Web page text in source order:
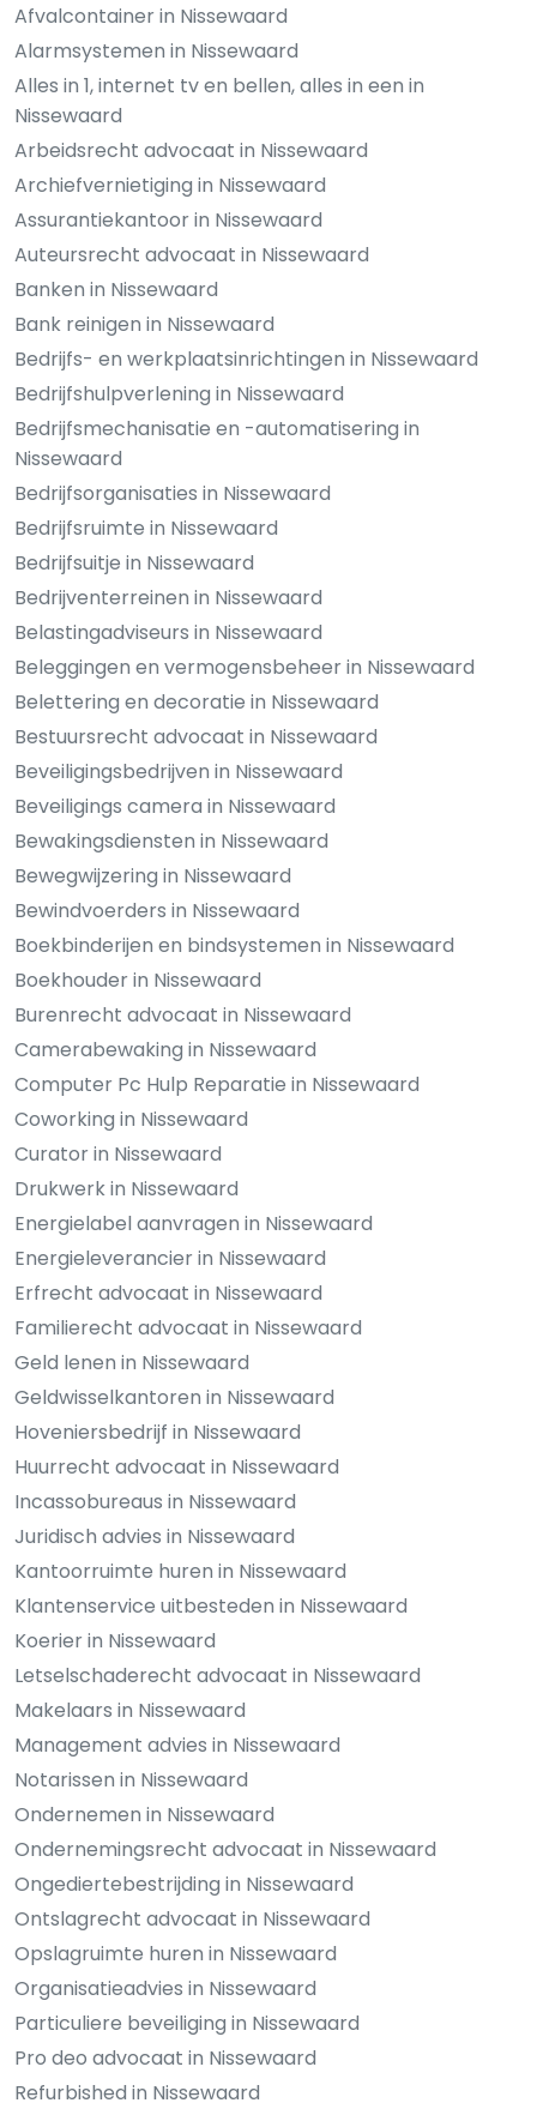
Afvalcontainer in Nissewaard
Alarmsystemen in Nissewaard
Alles in 1, internet tv en bellen, alles in een in
Nissewaard
Arbeidsrecht advocaat in Nissewaard
Archiefvernietiging in Nissewaard
Assurantiekantoor in Nissewaard
Auteursrecht advocaat in Nissewaard
Banken in Nissewaard
Bank reinigen in Nissewaard
Bedrijfs- en werkplaatsinrichtingen in Nissewaard
Bedrijfshulpverlening in Nissewaard
Bedrijfsmechanisatie en -automatisering in
Nissewaard
Bedrijfsorganisaties in Nissewaard
Bedrijfsruimte in Nissewaard
Bedrijfsuitje in Nissewaard
Bedrijventerreinen in Nissewaard
Belastingadviseurs in Nissewaard
Beleggingen en vermogensbeheer in Nissewaard
Belettering en decoratie in Nissewaard
Bestuursrecht advocaat in Nissewaard
Beveiligingsbedrijven in Nissewaard
Beveiligings camera in Nissewaard
Bewakingsdiensten in Nissewaard
Bewegwijzering in Nissewaard
Bewindvoerders in Nissewaard
Boekbinderijen en bindsystemen in Nissewaard
Boekhouder in Nissewaard
Burenrecht advocaat in Nissewaard
Camerabewaking in Nissewaard
Computer Pc Hulp Reparatie in Nissewaard
Coworking in Nissewaard
Curator in Nissewaard
Drukwerk in Nissewaard
Energielabel aanvragen in Nissewaard
Energieleverancier in Nissewaard
Erfrecht advocaat in Nissewaard
Familierecht advocaat in Nissewaard
Geld lenen in Nissewaard
Geldwisselkantoren in Nissewaard
Hoveniersbedrijf in Nissewaard
Huurrecht advocaat in Nissewaard
Incassobureaus in Nissewaard
Juridisch advies in Nissewaard
Kantoorruimte huren in Nissewaard
Klantenservice uitbesteden in Nissewaard
Koerier in Nissewaard
Letselschaderecht advocaat in Nissewaard
Makelaars in Nissewaard
Management advies in Nissewaard
Notarissen in Nissewaard
Ondernemen in Nissewaard
Ondernemingsrecht advocaat in Nissewaard
Ongediertebestrijding in Nissewaard
Ontslagrecht advocaat in Nissewaard
Opslagruimte huren in Nissewaard
Organisatieadvies in Nissewaard
Particuliere beveiliging in Nissewaard
Pro deo advocaat in Nissewaard
Refurbished in Nissewaard